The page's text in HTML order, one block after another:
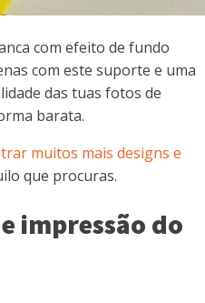
com efeito de fundo
com este suporte e uma
das tuas fotos de
barata.
muitos mais designs e
que procuras.
impressão do